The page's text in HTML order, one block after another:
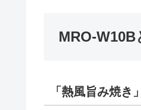
MRO-W10B
「熱風旨み焼き